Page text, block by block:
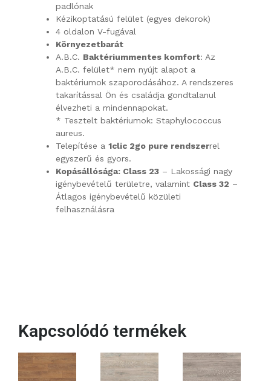
padlónak
Kézikoptatású felület (egyes dekorok)
4 oldalon V-fugával
Környezetbarát
A.B.C. Baktériummentes komfort: Az
A.B.C. felület* nem nyújt alapot a
baktériumok szaporodásához. A rendszeres
takarítással Ön és családja gondtalanul
élvezheti a mindennapokat.
* Tesztelt baktériumok: Staphylococcus
aureus.
Telepítése a 1clic 2go pure rendszerrel
egyszerű és gyors.
Kopásállósága: Class 23 – Lakossági nagy
igénybevételű területre, valamint Class 32 –
Átlagos igénybevételű közületi
felhasználásra
Kapcsolódó termékek